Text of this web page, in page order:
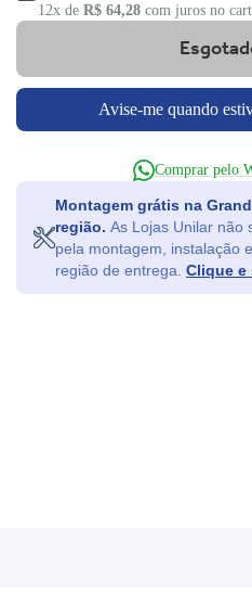
12x de R$ 64,28 com juros no
Avise-me quando
Comprar pelo
Montagem grátis na
região.
pela montagem, instalação
região de entrega. Clique e